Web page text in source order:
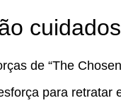
de “The
para retratar